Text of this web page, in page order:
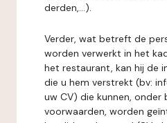
derden,...).
Verder, wat betreft de
worden verwerkt in het
het restaurant, kan hij de
die u hem verstrekt (bv:
uw CV) die kunnen, onder
voorwaarden, worden